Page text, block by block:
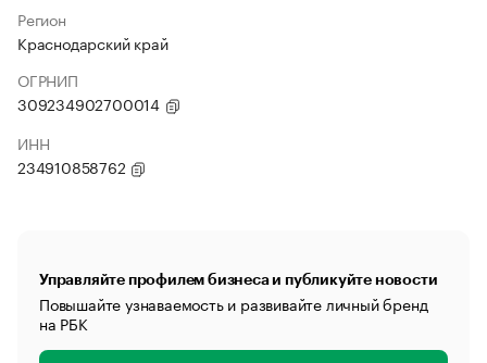
Регион
Краснодарский край
ОГРНИП
309234902700014
ИНН
234910858762
Управляйте профилем бизнеса и публикуйте новости
Повышайте узнаваемость и развивайте личный бренд
на РБК